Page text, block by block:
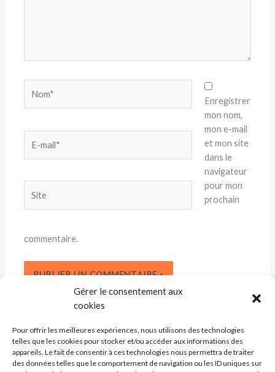
Gérer le consentement aux
cookies
Pour offrir les meilleures expériences, nous utilisons des technologies
telles que les cookies pour stocker et/ou accéder aux informations des
appareils. Le fait de consentir à ces technologies nous permettra de traiter
des données telles que le comportement de navigation ou les ID uniques sur
mail*
Enregistrer
mon nom,
mon e-mail
et mon site
dans le
navigateur
pour mon
prochain
commentaire.